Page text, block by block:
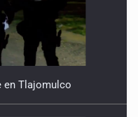
en Tlajomulco